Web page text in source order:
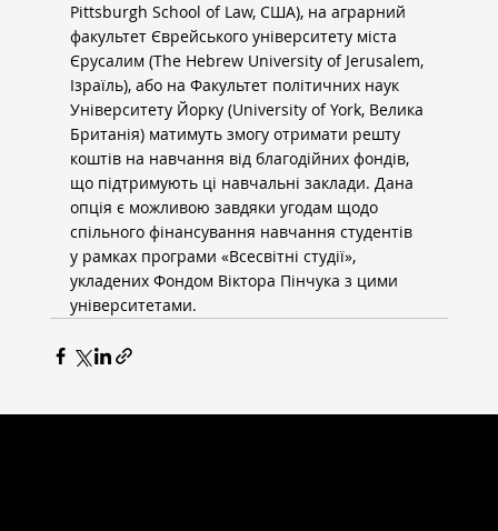
Pittsburgh School of Law, США), на аграрний
факультет Єврейського університету міста
Єрусалим (The Hebrew University of Jerusalem,
Ізраїль), або на Факультет політичних наук
Університету Йорку (University of York, Велика
Британія) матимуть змогу отримати решту
коштів на навчання від благодійних фондів,
що підтримують ці навчальні заклади. Дана
опція є можливою завдяки угодам щодо
спільного фінансування навчання студентів
у рамках програми «Всесвітні студії»,
укладених Фондом Віктора Пінчука з цими
університетами.